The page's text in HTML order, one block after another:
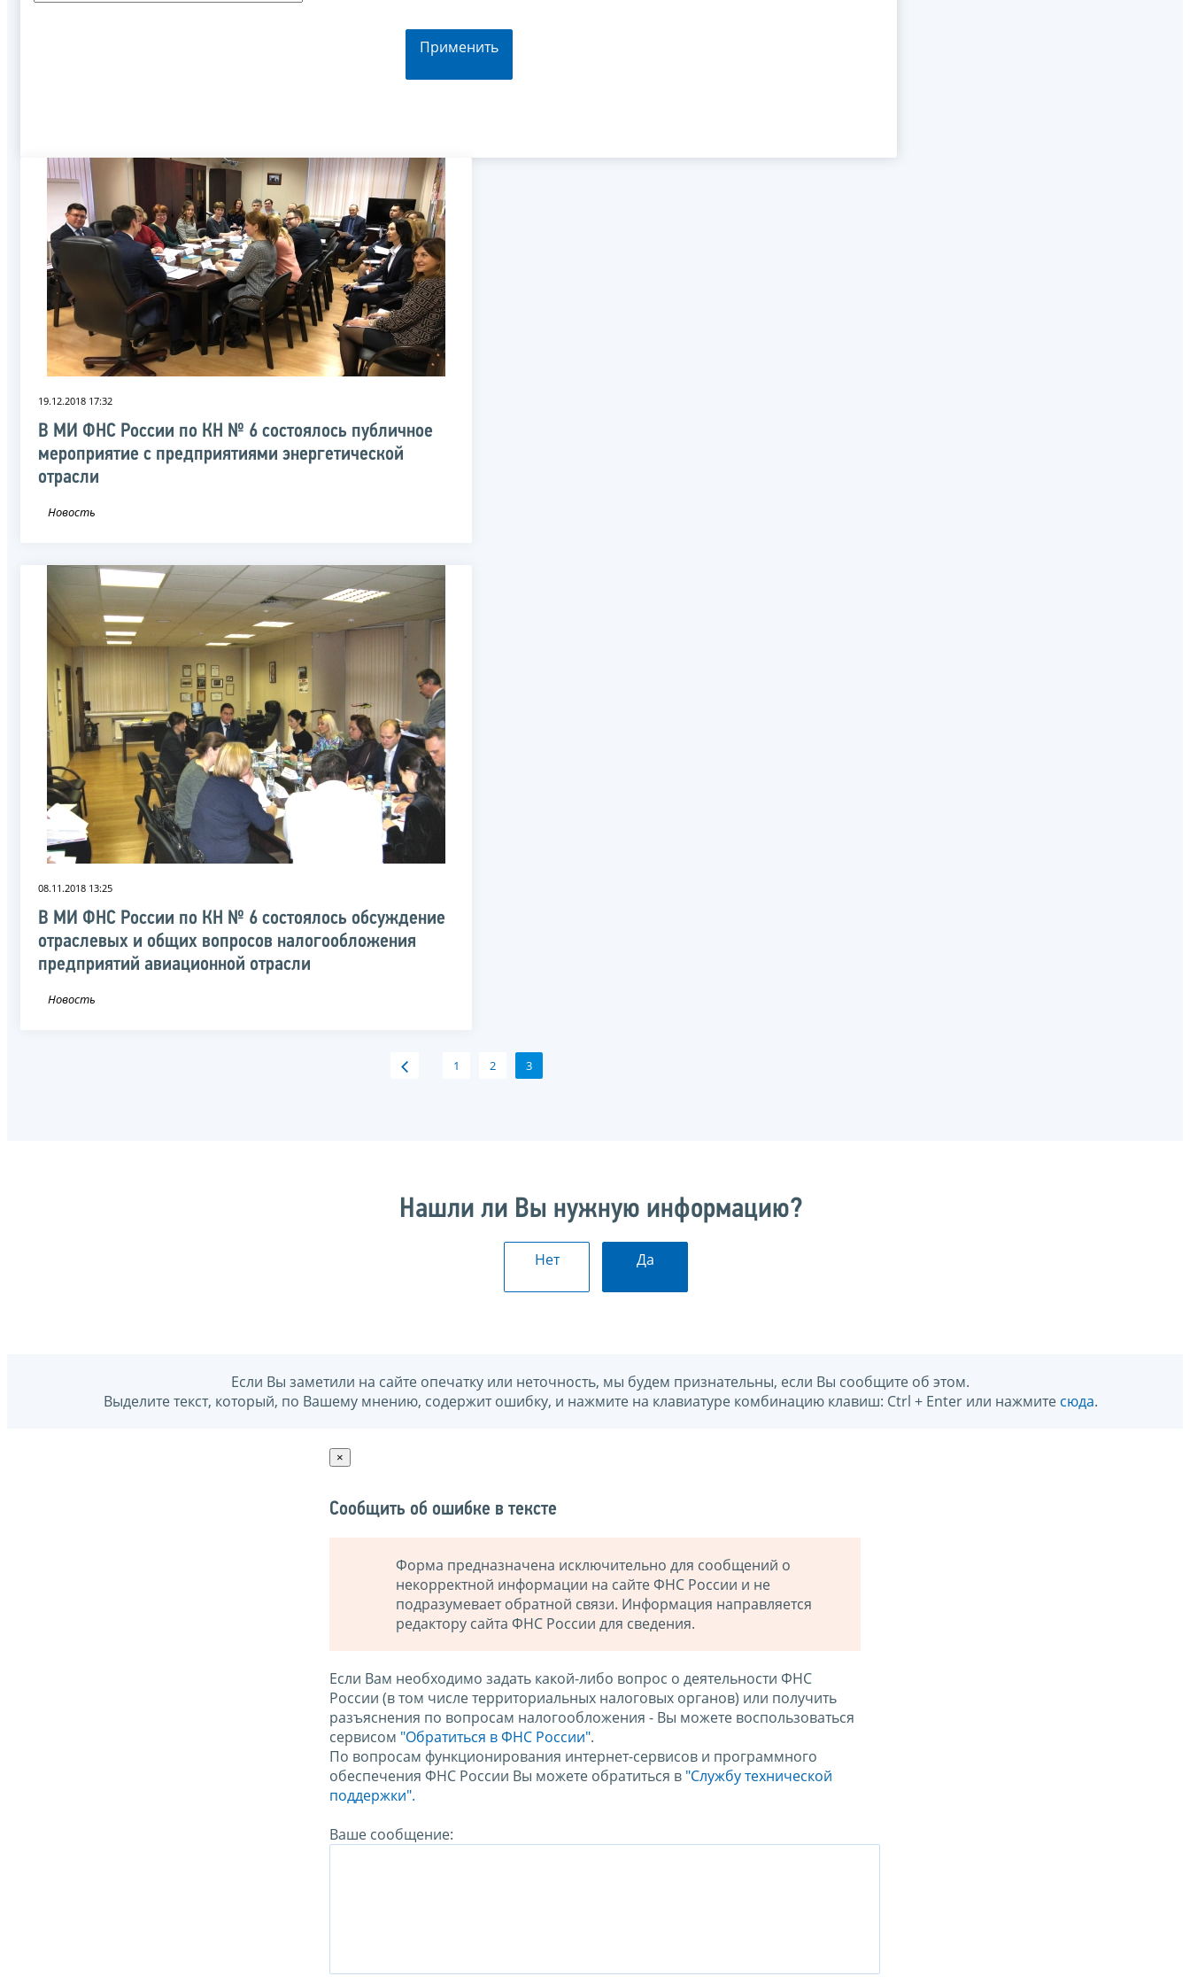
Применить
19.12.2018 17:32
В МИ ФНС России по КН № 6 состоялось публичное
мероприятие с предприятиями энергетической
отрасли
Новость
08.11.2018 13:25
В МИ ФНС России по КН № 6 состоялось обсуждение
отраслевых и общих вопросов налогообложения
предприятий авиационной отрасли
Новость
1 2 3
Нашли ли Вы нужную информацию?
Нет Да
Если Вы заметили на сайте опечатку или неточность, мы будем признательны, если Вы сообщите об этом.
Выделите текст, который, по Вашему мнению, содержит ошибку, и нажмите на клавиатуре комбинацию клавиш: Ctrl + Enter или нажмите сюда.
×
Сообщить об ошибке в тексте
Форма предназначена исключительно для сообщений о
некорректной информации на сайте ФНС России и не
подразумевает обратной связи. Информация направляется
редактору сайта ФНС России для сведения.
Если Вам необходимо задать какой-либо вопрос о деятельности ФНС
России (в том числе территориальных налоговых органов) или получить
разъяснения по вопросам налогообложения - Вы можете воспользоваться
сервисом "Обратиться в ФНС России".
По вопросам функционирования интернет-сервисов и программного
обеспечения ФНС России Вы можете обратиться в "Службу технической
поддержки".
Ваше сообщение: